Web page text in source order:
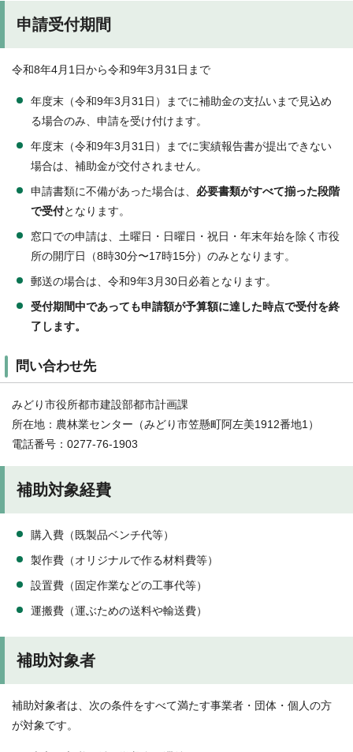
申請受付期間
令和8年4月1日から令和9年3月31日まで
年度末（令和9年3月31日）までに補助金の支払いまで見込め
る場合のみ、申請を受け付けます。
年度末（令和9年3月31日）までに実績報告書が提出できない
場合は、補助金が交付されません。
申請書類に不備があった場合は、 必要書類がすべて揃った段階
で受付となります。
窓口での申請は、土曜日・日曜日・祝日・年末年始を除く市役
所の開庁日（8時30分〜17時15分）のみとなります。
郵送の場合は、令和9年3月30日必着となります。
受付期間中であっても申請額が予算額に達した時点で受付を終
了します。
問い合わせ先
みどり市役所都市建設部都市計画課
所在地：農林業センター（みどり市笠懸町阿左美1912番地1）
電話番号：0277-76-1903
補助対象経費
購入費（既製品ベンチ代等）
製作費（オリジナルで作る材料費等）
設置費（固定作業などの工事代等）
運搬費（運ぶための送料や輸送費）
補助対象者
補助対象者は、次の条件をすべて満たす事業者・団体・個人の方
が対象です。